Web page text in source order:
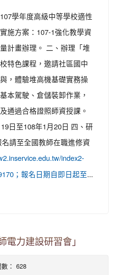
學年度高級中等學校適性
施方案：107-1強化教學資
計畫辦理。 二、辦理「堆
特色課程，邀請社區國中
，體驗堆高機基礎實務操
本駕駛、倉儲裝卸作業，
通過合格證照師資授課。
日至108年1月20日 四、研
請至全國教師在職進修資
index2-
；報名日期自即日起至...
電力建設研習會」
： 628